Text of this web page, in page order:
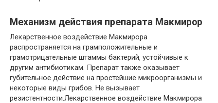
Механизм действия препарата Макмирор
Лекарственное воздействие Макмирора
распространяется на грамположительные и
грамотрицательные штаммы бактерий, устойчивые к
другим антибиотикам. Препарат также оказывает
губительное действие на простейшие микроорганизмы и
некоторые виды грибов. Не вызывает
резистентности.Лекарственное воздействие Макмирора